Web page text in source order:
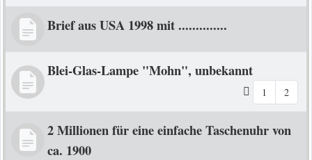
Brief aus USA 1998 mit ..............
Blei-Glas-Lampe "Mohn", unbekannt
1 2
2 Millionen für eine einfache Taschenuhr von
ca. 1900